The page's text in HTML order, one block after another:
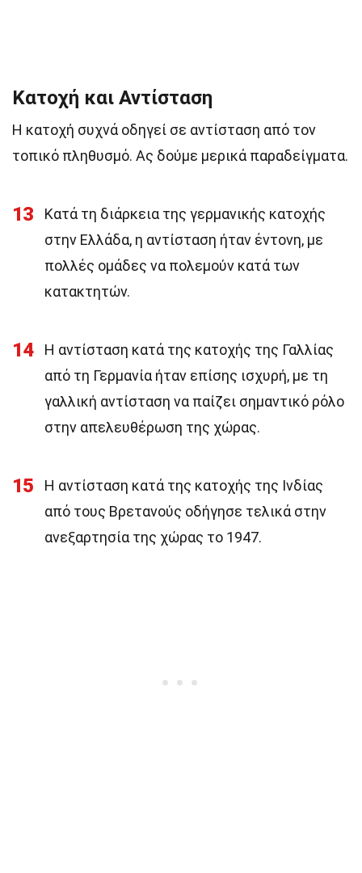
Κατοχή και Αντίσταση
Η κατοχή συχνά οδηγεί σε αντίσταση από τον
τοπικό πληθυσμό. Ας δούμε μερικά παραδείγματα.
13
Κατά τη διάρκεια της γερμανικής κατοχής
στην Ελλάδα, η αντίσταση ήταν έντονη, με
πολλές ομάδες να πολεμούν κατά των
κατακτητών.
14
Η αντίσταση κατά της κατοχής της Γαλλίας
από τη Γερμανία ήταν επίσης ισχυρή, με τη
γαλλική αντίσταση να παίζει σημαντικό ρόλο
στην απελευθέρωση της χώρας.
15
Η αντίσταση κατά της κατοχής της Ινδίας
από τους Βρετανούς οδήγησε τελικά στην
ανεξαρτησία της χώρας το 1947.